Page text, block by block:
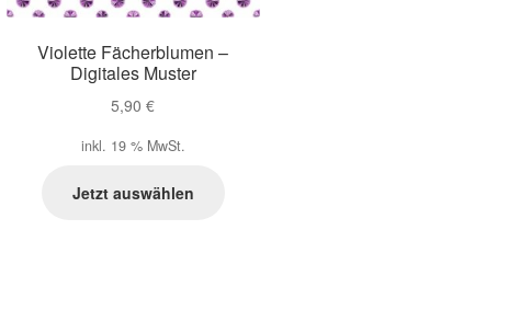
Violette Fächerblumen –
Digitales Muster
5,90€
inkl. 19 % MwSt.
Jetzt auswählen